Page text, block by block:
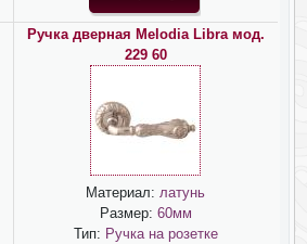
Ручка дверная Melodia Libra мод.
229 60
Материал: латунь
Размер: 60мм
Тип: Ручка на розетке